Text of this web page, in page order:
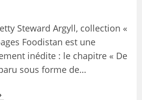
Steward Argyll, collection «
Foodistan est une
inédite : le chapitre « De
sous forme de…